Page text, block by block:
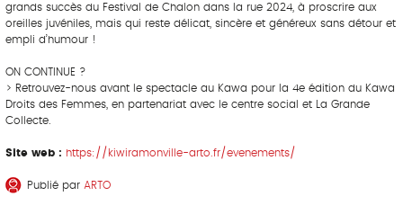
grands succès du Festival de Chalon dans la rue 2024, à proscrire aux
oreilles juvéniles, mais qui reste délicat, sincère et généreux sans détour et
empli d’humour !
ON CONTINUE ?
> Retrouvez-nous avant le spectacle au Kawa pour la 4e édition du Kawa
Droits des Femmes, en partenariat avec le centre social et La Grande
Collecte.
Site web : https://kiwiramonville-arto.fr/evenements/
Publié par ARTO